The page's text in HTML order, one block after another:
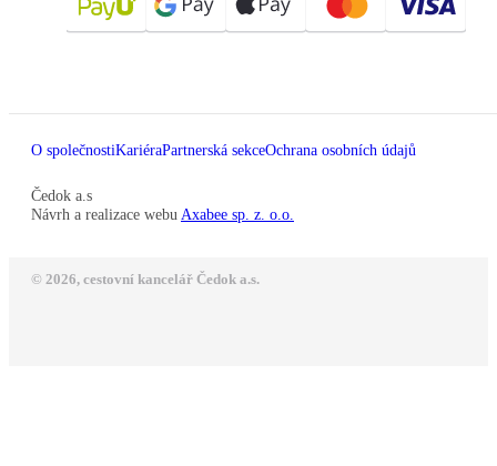
O společnostiKariéraPartnerská sekceOchrana osobních údajů
Čedok a.s
Návrh a realizace webu Axabee sp. z. o.o.
© 2026, cestovní kancelář Čedok a.s.